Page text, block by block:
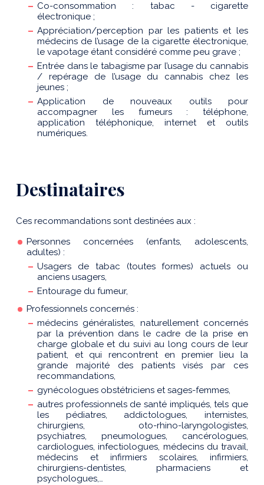
Co-consommation : tabac - cigarette
électronique ;
Appréciation/perception par les patients et les
médecins de l’usage de la cigarette électronique,
le vapotage étant considéré comme peu grave ;
Entrée dans le tabagisme par l’usage du cannabis
/ repérage de l’usage du cannabis chez les
jeunes ;
Application de nouveaux outils pour
accompagner les fumeurs : téléphone,
application téléphonique, internet et outils
numériques.
Destinataires
Ces recommandations sont destinées aux :
Personnes concernées (enfants, adolescents,
adultes) :
Usagers de tabac (toutes formes) actuels ou
anciens usagers,
Entourage du fumeur,
Professionnels concernés :
médecins généralistes, naturellement concernés
par la prévention dans le cadre de la prise en
charge globale et du suivi au long cours de leur
patient, et qui rencontrent en premier lieu la
grande majorité des patients visés par ces
recommandations,
gynécologues obstétriciens et sages-femmes,
autres professionnels de santé impliqués, tels que
les pédiatres, addictologues, internistes,
chirurgiens, oto-rhino-laryngologistes,
psychiatres, pneumologues, cancérologues,
cardiologues, infectiologues, médecins du travail,
médecins et infirmiers scolaires, infirmiers,
chirurgiens-dentistes, pharmaciens et
psychologues,…